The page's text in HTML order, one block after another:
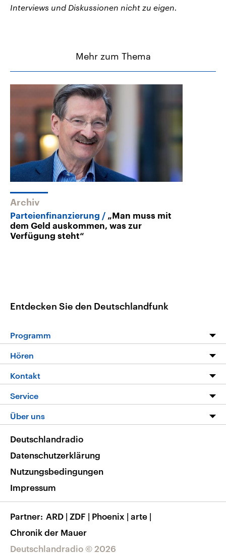
Interviews und Diskussionen nicht zu eigen.
Mehr zum Thema
Archiv
Parteienfinanzierung
„Man muss mit
dem Geld auskommen, was zur
Verfügung steht“
Entdecken Sie den Deutschlandfunk
Programm
Programm
Die Nachrichten
Nachrichtenleicht
Neue Beiträge auf dlf.de
Hören
Livestream
Podcasts
Deutschlandfunk App
Nachrichten App
Frequenzen
Kontakt
Hörerservice
Service
FAQ
Veranstaltungen
Musikliste
RSS
Über uns
Barrierefreiheit
Deutschlandradio © 2026
Deutschlandradio
Datenschutzerklärung
Nutzungsbedingungen
Impressum
Partner ARD | ZDF | Phoenix | arte |
Chronik der Mauer